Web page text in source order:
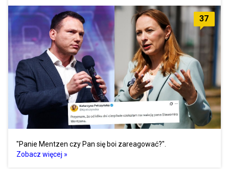
37
"Panie Mentzen czy Pan się boi zareagować?".
Zobacz więcej »